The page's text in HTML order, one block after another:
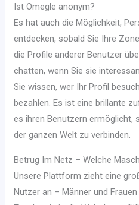
Ist Omegle anonym?
Es hat auch die Möglichkeit,
entdecken, sobald Sie Ihre
die Profile anderer Benutzer
chatten, wenn Sie sie
Sie wissen, wer Ihr Profil
bezahlen. Es ist eine brillante
es ihren Benutzern
der ganzen Welt zu verbinden.
Betrug Im Netz – Welche
Unsere Plattform zieht eine
Nutzer an – Männer und